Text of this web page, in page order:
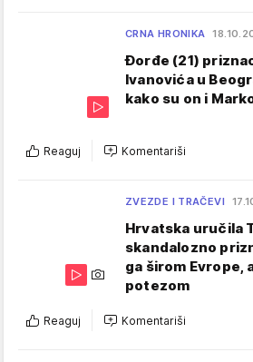
CRNA HRONIKA
Đorđe (21)
Ivanovića u
kako su on i
Reaguj Komentariši
ZVEZDE I TRAČEVI
Hrvatska uručila
skandalozno
ga širom Evrope,
potezom
Reaguj Komentariši